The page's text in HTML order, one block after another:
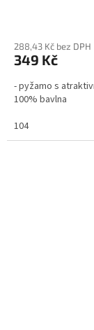
288,43 Kč bez DPH
349 Kč
- pyžamo s
100% bavlna
104